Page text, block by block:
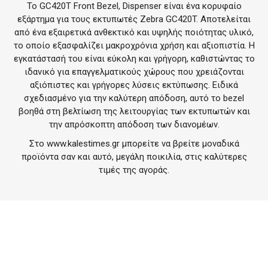
Το GC420T Front Bezel, Dispenser είναι ένα κορυφαίο
εξάρτημα για τους εκτυπωτές Zebra GC420T. Αποτελείται
από ένα εξαιρετικά ανθεκτικό και υψηλής ποιότητας υλικό,
το οποίο εξασφαλίζει μακροχρόνια χρήση και αξιοπιστία. Η
εγκατάστασή του είναι εύκολη και γρήγορη, καθιστώντας το
ιδανικό για επαγγελματικούς χώρους που χρειάζονται
αξιόπιστες και γρήγορες λύσεις εκτύπωσης. Ειδικά
σχεδιασμένο για την καλύτερη απόδοση, αυτό το bezel
βοηθά στη βελτίωση της λειτουργίας των εκτυπωτών και
την απρόσκοπτη απόδοση των διανομέων.
Στο www.kalestimes.grμπορείτε να βρείτε μοναδικά
προϊόντα σαν και αυτό, μεγάλη ποικιλία, στις καλύτερες
τιμές της αγοράς.